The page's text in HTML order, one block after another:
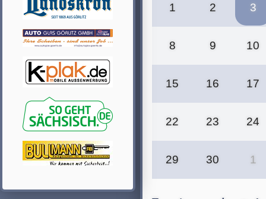
1 2 3
8 9 10
15 16 17
22 23 24
29 30 1